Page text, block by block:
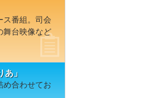
ス番組。司会
舞台映像など
」
め合わせてお